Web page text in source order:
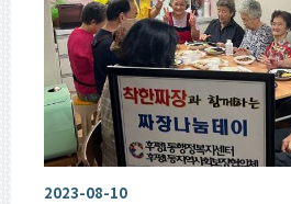
2023-08-10